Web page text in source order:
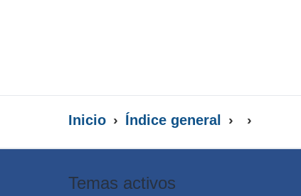
Inicio Índice general
Temas activos